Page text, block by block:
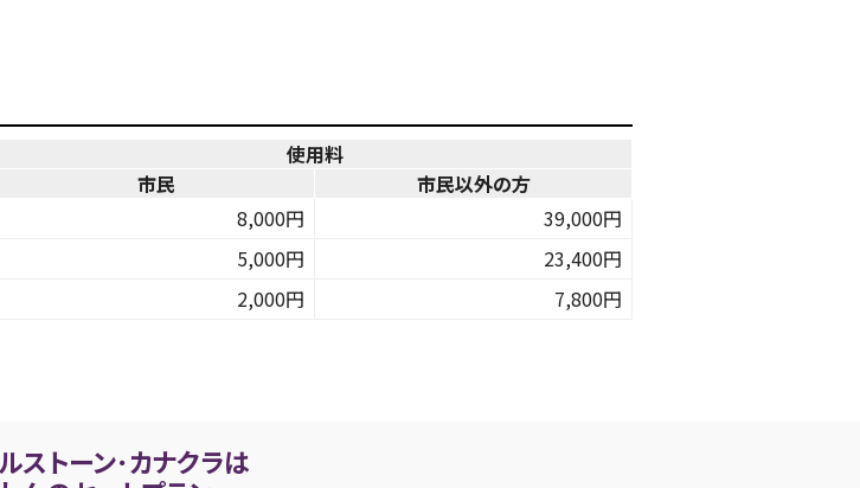
使用料
市民
市民以外の方
8,000円
39,000円
5,000円
23,400円
2,000円 7,800円
ストーン･カナクラは